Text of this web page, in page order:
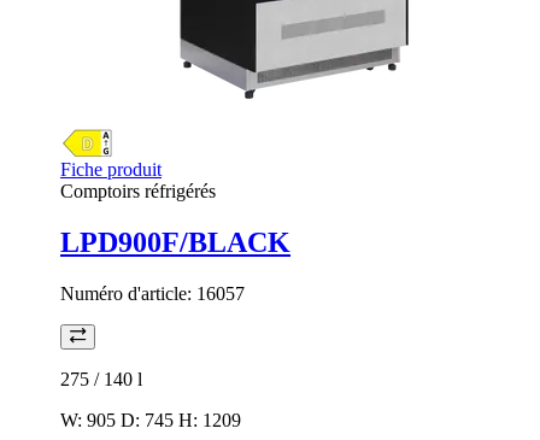
Fiche produit
Comptoirs réfrigérés
LPD900F/BLACK
Numéro d'article: 16057
275 / 140 l
W: 905 D: 745 H: 1209